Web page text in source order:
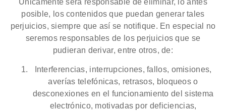
Únicamente será responsable de eliminar, lo antes
posible, los contenidos que puedan generar tales
perjuicios, siempre que así se notifique. En especial no
seremos responsables de los perjuicios que se
pudieran derivar, entre otros, de:
Interferencias, interrupciones, fallos, omisiones,
averías telefónicas, retrasos, bloqueos o
desconexiones en el funcionamiento del sistema
electrónico, motivadas por deficiencias,